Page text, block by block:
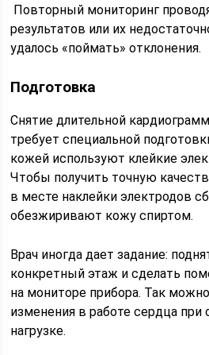
Повторный мониторинг
результатов или их
удалось «поймать» отклонения.
Подготовка
Снятие длительной
требует специальной
кожей используют клейкие
Чтобы получить точную
в месте наклейки электродов
обезжиривают кожу спиртом.
Врач иногда дает задание:
конкретный этаж и сделать
на мониторе прибора. Так
изменения в работе сердца при
нагрузке.